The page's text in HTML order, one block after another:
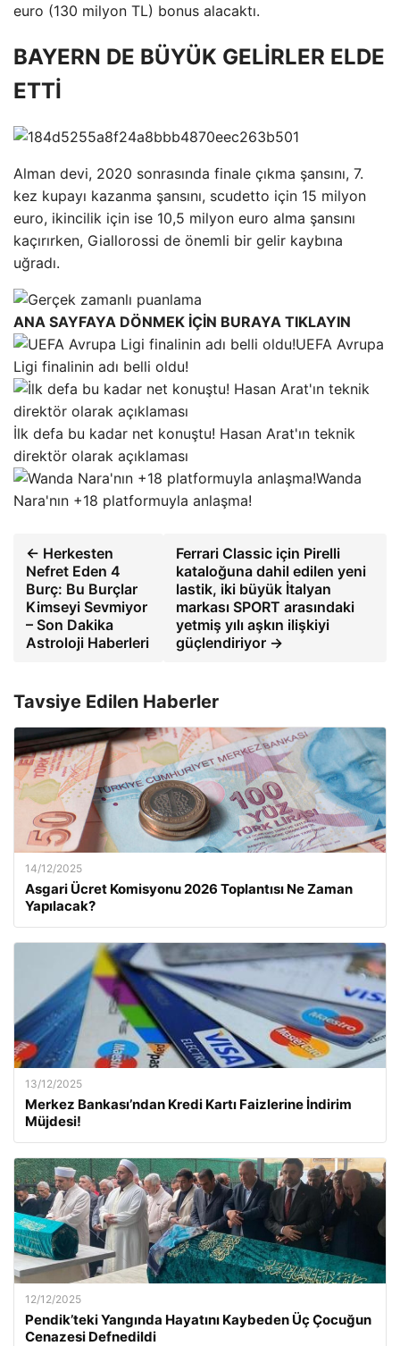
euro (130 milyon TL) bonus alacaktı.
BAYERN DE BÜYÜK GELİRLER ELDE
ETTİ
Alman devi, 2020 sonrasında finale çıkma şansını, 7.
kez kupayı kazanma şansını, scudetto için 15 milyon
euro, ikincilik için ise 10,5 milyon euro alma şansını
kaçırırken, Giallorossi de önemli bir gelir kaybına
uğradı.
ANA SAYFAYA DÖNMEK İÇİN BURAYA TIKLAYIN
UEFA Avrupa
Ligi finalinin adı belli oldu!
İlk defa bu kadar net konuştu! Hasan Arat'ın teknik
direktör olarak açıklaması
Wanda
Nara'nın +18 platformuyla anlaşma!
← Herkesten
Nefret Eden 4
Burç: Bu Burçlar
Kimseyi Sevmiyor
– Son Dakika
Astroloji Haberleri
Ferrari Classic için Pirelli
kataloğuna dahil edilen yeni
lastik, iki büyük İtalyan
markası SPORT arasındaki
yetmiş yılı aşkın ilişkiyi
güçlendiriyor →
Tavsiye Edilen Haberler
14/12/2025
Asgari Ücret Komisyonu 2026 Toplantısı Ne Zaman
Yapılacak?
13/12/2025
Merkez Bankası’ndan Kredi Kartı Faizlerine İndirim
Müjdesi!
12/12/2025
Pendik’teki Yangında Hayatını Kaybeden Üç Çocuğun
Cenazesi Defnedildi